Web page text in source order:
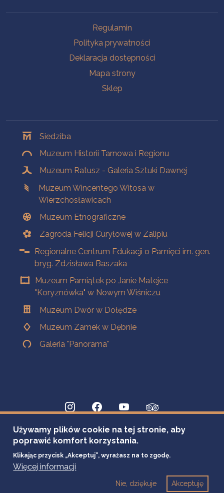
Regulamin
Polityka prywatności
Deklaracja dostępności
Mapa strony
Sklep
Siedziba
Muzeum Historii Tarnowa i Regionu
Muzeum Ratusz - Galeria Sztuki Dawnej
Muzeum Wincentego Witosa w
Wierzchosławicach
Muzeum Etnograficzne
Zagroda Felicji Curyłowej w Zalipiu
Regionalne Centrum Edukacji o Pamięci im. gen.
bryg. Zdzisława Baszaka
Muzeum Pamiątek po Janie Matejce
"Koryznówka" w Nowym Wiśniczu
Muzeum Dwór w Dołędze
Muzeum Zamek w Dębnie
Galeria "Panorama"
Używamy plików cookie na tej stronie, aby
poprawić komfort korzystania.
Klikając przycisk „Akceptuj”, wyrażasz na to zgodę.
Więcej informacji
Akceptuję
Nie, dziękuje